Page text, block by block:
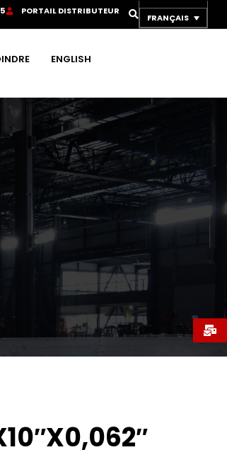
5 PORTAILDISTRIBUTEUR
FRANÇAIS
ENGLISH